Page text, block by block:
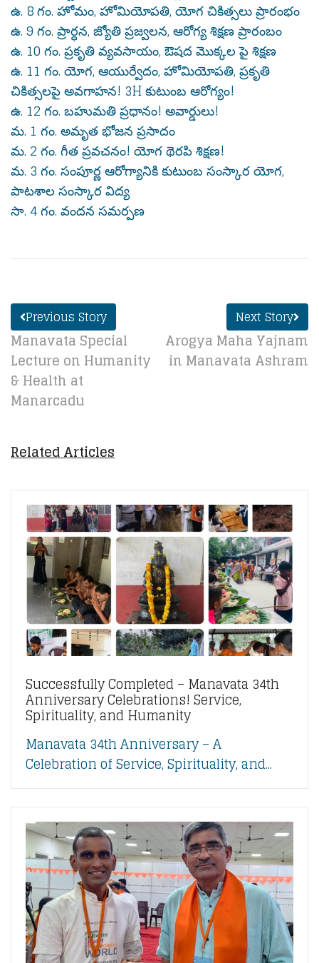
ఉ. 8 గం. హోమం, హోమియోపతి, యోగ చికిత్సలు ప్రారంభం
ఉ. 9 గం. ప్రార్ధన, జ్యోతి ప్రజ్వలన, ఆరోగ్య శిక్షణ ప్రారంబం
ఉ. 10 గం. ప్రకృతి వ్యవసాయం, ఔషద మొక్కల పై శిక్షణ
ఉ. 11 గం. యోగ, ఆయుర్వేదం, హోమియోపతి, ప్రకృతి
చికిత్సలపై అవగాహన! 3H కుటుంబ ఆరోగ్యం!
ఉ. 12 గం. బహుమతి ప్రధానం! అవార్డులు!
మ. 1 గం. అమృత భోజన ప్రసాదం
మ. 2 గం. గీత ప్రవచనం! యోగ థెరపి శిక్షణ!
మ. 3 గం. సంపూర్ణ ఆరోగ్యానికి కుటుంబ సంస్కార యోగ,
పాటశాల సంస్కార విద్య
సా. 4 గం. వందన సమర్పణ
Previous Story
Manavata Special
Lecture on Humanity
& Health at
Manarcadu
Next Story
Arogya Maha Yajnam
in Manavata Ashram
Related Articles
Successfully Completed – Manavata 34th
Anniversary Celebrations! Service,
Spirituality, and Humanity
Manavata 34th Anniversary – A
Celebration of Service, Spirituality, and...